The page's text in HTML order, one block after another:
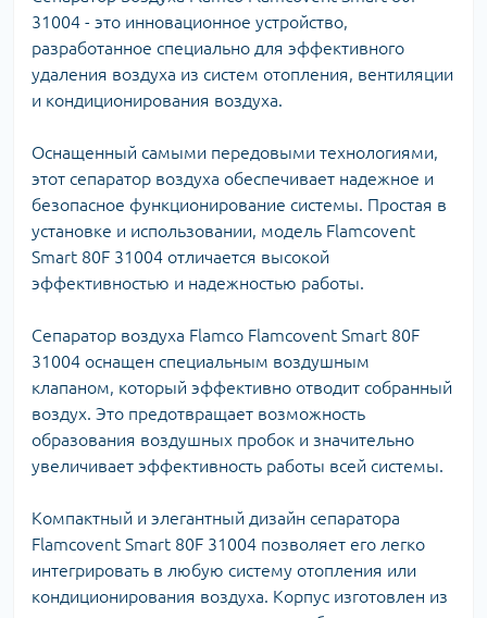
31004 - это инновационное устройство,
разработанное специально для эффективного
удаления воздуха из систем отопления, вентиляции
и кондиционирования воздуха.
Оснащенный самыми передовыми технологиями,
этот сепаратор воздуха обеспечивает надежное и
безопасное функционирование системы. Простая в
установке и использовании, модель Flamcovent
Smart 80F 31004 отличается высокой
эффективностью и надежностью работы.
Сепаратор воздуха Flamco Flamcovent Smart 80F
31004 оснащен специальным воздушным
клапаном, который эффективно отводит собранный
воздух. Это предотвращает возможность
образования воздушных пробок и значительно
увеличивает эффективность работы всей системы.
Компактный и элегантный дизайн сепаратора
Flamcovent Smart 80F 31004 позволяет его легко
интегрировать в любую систему отопления или
кондиционирования воздуха. Корпус изготовлен из